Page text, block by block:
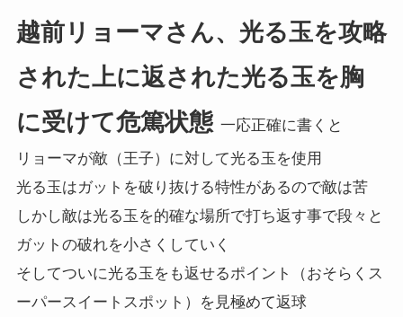
越前リョーマさん、光る玉を攻略
された上に返された光る玉を胸
に受けて危篤状態 一応正確に書くと
リョーマが敵（王子）に対して光る玉を使用
光る玉はガットを破り抜ける特性があるので敵は苦
しかし敵は光る玉を的確な場所で打ち返す事で段々と
ガットの破れを小さくしていく
そしてついに光る玉をも返せるポイント（おそらくス
ーパースイートスポット）を見極めて返球